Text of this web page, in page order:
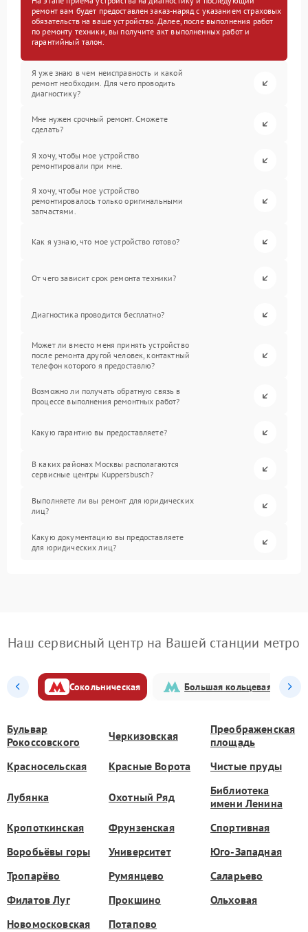
ремонт вам будет предоставлен заказ-наряд с указанием страховых
обязательств на ваше устройство. Далее, после выполнения работ
по ремонту техники, вы получите акт выполненных работ и
гарантийный талон.
Я уже знаю в чем неисправность и какой
ремонт необходим. Для чего проводить
диагностику?
Мне нужен срочный ремонт. Сможете
сделать?
Я хочу, чтобы мое устройство
ремонтировали при мне.
Я хочу, чтобы мое устройство
ремонтировалось только оригинальными
запчастями.
Как я узнаю, что мое устройство готово?
От чего зависит срок ремонта техники?
Диагностика проводится бесплатно?
Может ли вместо меня принять устройство
после ремонта другой человек, контактный
телефон которого я предоставлю?
Возможно ли получать обратную связь в
процессе выполнения ремонтных работ?
Какую гарантию вы предоставляете?
В каких районах Москвы располагаются
сервисные центры Kuppersbusch?
Выполняете ли вы ремонт для юридических
лиц?
Какую документацию вы предоставляете
для юридических лиц?
Наш сервисный центр на Вашей станции метро
Сокольническая Большая кольцевая
Бульвар
Рокоссовского
Черкизовская
Преображенская
площадь
Красносельская
Красные Ворота Чистые пруды
Лубянка Охотный Ряд
Библиотека
имени Ленина
Кропоткинская
Фрунзенская
Спортивная
Воробьёвы горы
Университет
Юго-Западная
Тропарёво
Румянцево
Саларьево
Филатов Луг
Прокшино
Ольховая
Новомосковская
Потапово